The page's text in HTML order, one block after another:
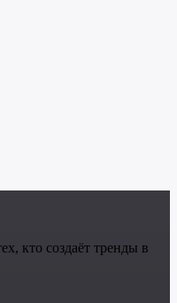
кто создаёт тренды в